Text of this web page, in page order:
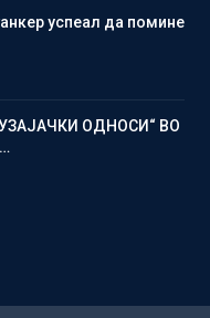
успеал да помине
ОДНОСИ“ ВО